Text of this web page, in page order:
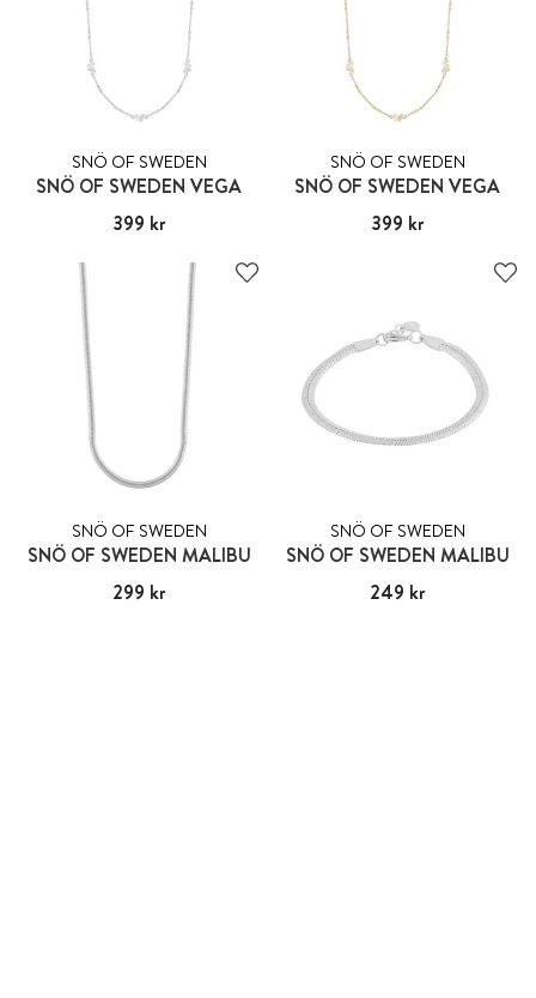
SNÖ OF SWEDEN
SNÖ OF SWEDEN VEGA
Pris:399 kr
399 kr
SNÖ OF SWEDEN
SNÖ OF SWEDEN VEGA
Pris:399 kr
399 kr
SNÖ OF SWEDEN
SNÖ OF SWEDEN MALIBU
Pris:299 kr
299 kr
SNÖ OF SWEDEN
SNÖ OF SWEDEN MALIBU
Pris:249 kr
249 kr